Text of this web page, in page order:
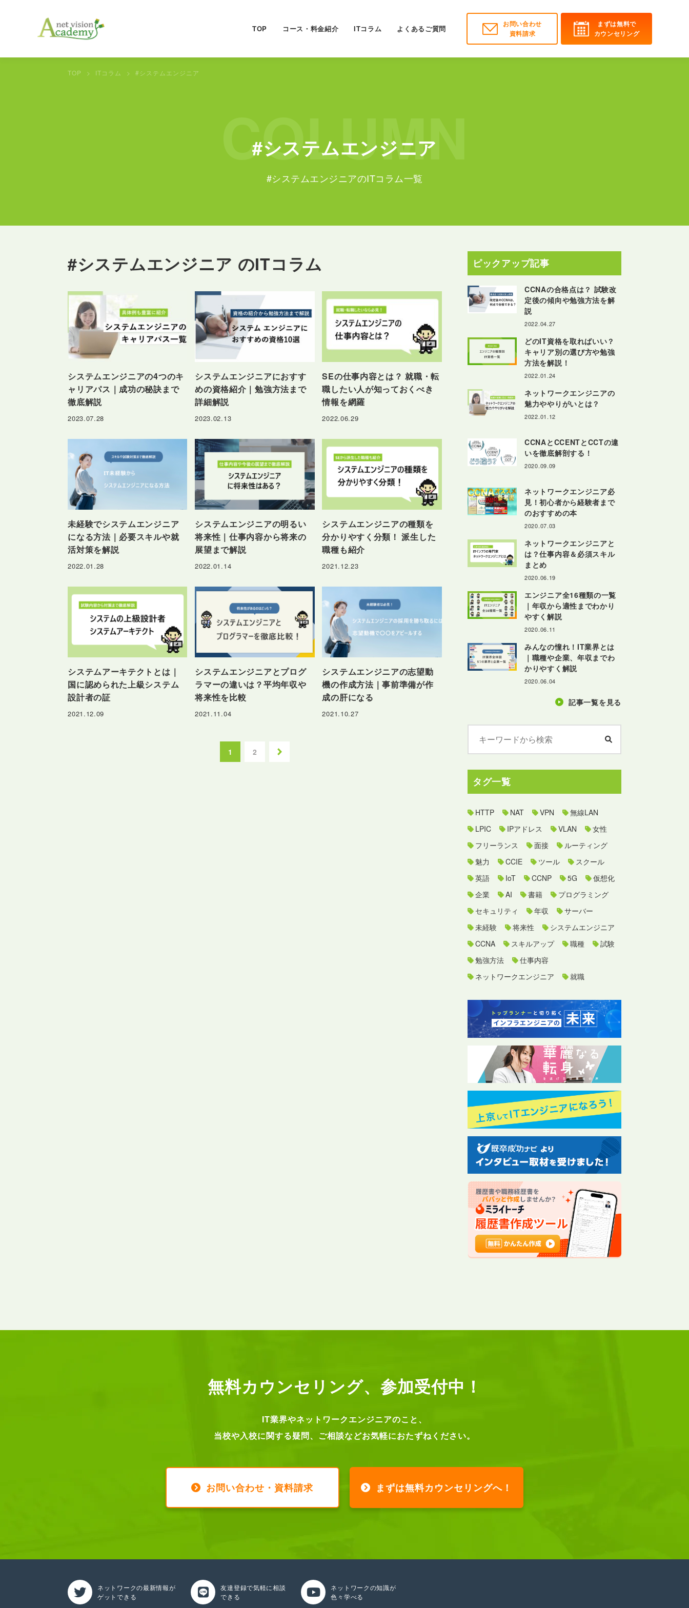
TOP コース・料金紹介 ITコラム よくあるご質問
お問い合わせ
資料請求
まずは無料で
カウンセリング
TOP ITコラム #システムエンジニア
COLUMN
#システムエンジニア
#システムエンジニアのITコラム一覧
#システムエンジニア のITコラム
システムエンジニアの4つのキ
ャリアパス｜成功の秘訣まで
徹底解説
2023.07.28
システムエンジニアにおすす
めの資格紹介｜勉強方法まで
詳細解説
2023.02.13
SEの仕事内容とは？ 就職・転
職したい人が知っておくべき
情報を網羅
2022.06.29
未経験でシステムエンジニア
になる方法｜必要スキルや就
活対策を解説
2022.01.28
システムエンジニアの明るい
将来性｜仕事内容から将来の
展望まで解説
2022.01.14
システムエンジニアの種類を
分かりやすく分類！ 派生した
職種も紹介
2021.12.23
システムアーキテクトとは｜
国に認められた上級システム
設計者の証
2021.12.09
システムエンジニアとプログ
ラマーの違いは？平均年収や
将来性を比較
2021.11.04
システムエンジニアの志望動
機の作成方法｜事前準備が作
成の肝になる
2021.10.27
1 2
ペー
ピックアップ記事
CCNAの合格点は？ 試験改
定後の傾向や勉強方法を解
説
2022.04.27
どのIT資格を取ればいい？
キャリア別の選び方や勉強
方法を解説！
2022.01.24
ネットワークエンジニアの
魅力ややりがいとは？
2022.01.12
CCNAとCCENTとCCTの違
いを徹底解剖する！
2020.09.09
ネットワークエンジニア必
見！初心者から経験者まで
のおすすめの本
2020.07.03
ネットワークエンジニアと
は？仕事内容＆必須スキル
まとめ
2020.06.19
エンジニア全16種類の一覧
｜年収から適性までわかり
やすく解説
2020.06.11
みんなの憧れ！IT業界とは
｜職種や企業、年収までわ
かりやすく解説
2020.06.04
記事一覧を見る
タグ一覧
HTTP NAT VPN
無線LAN
LPIC
IPアドレス VLAN
女性
フリーランス
面接
ルーティング
魅力
CCIE ツール
スクール
英語
IoT CCNP 5G
仮想化
企業
AI 書籍
プログラミング
セキュリティ
年収
サーバー
未経験
将来性
システムエンジニア
CCNA
スキルアップ 職種
試験
勉強方法
仕事内容
ネットワークエンジニア
就職
無料カウンセリング、 参加受付中！
IT業界やネットワークエンジニアのこと、
当校や入校に関する疑問、ご相談などお気軽におたずねください。
お問い合わせ・資料請求 まずは無料カウンセリングへ！
ネットワークの最新情報が
ゲットできる
友達登録で気軽に相談
できる
ネットワークの知識が
色々学べる